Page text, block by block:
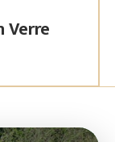
Vase Boule D16 H13.5cm Verre